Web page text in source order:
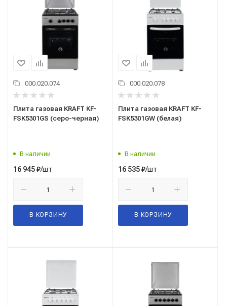
000.020.074
Плита газовая KRAFT KF-
FSK5301GS (серо-черная)
В наличии
16 945₽/шт
В КОРЗИНУ
000.020.078
Плита газовая KRAFT KF-
FSK5301GW (белая)
В наличии
16 535₽/шт
В КОРЗИНУ